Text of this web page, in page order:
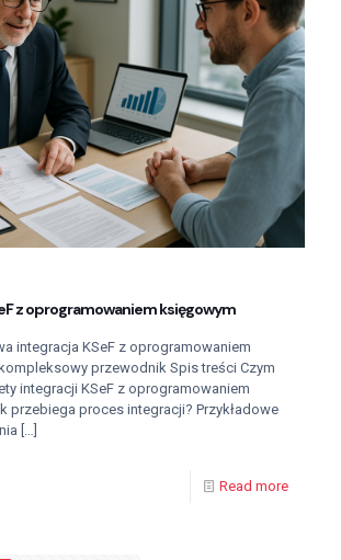
z oprogramowaniem księgowym
integracja KSeF z oprogramowaniem
przewodnik Spis treści Czym
integracji KSeF z oprogramowaniem
przebiega proces integracji? Przykładowe
[…]
Read more